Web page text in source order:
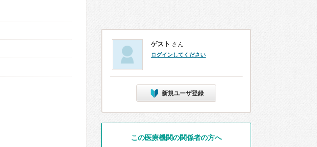
ゲスト さん
ログインしてください
新規ユーザ登録
この医療機関の関係者の方へ